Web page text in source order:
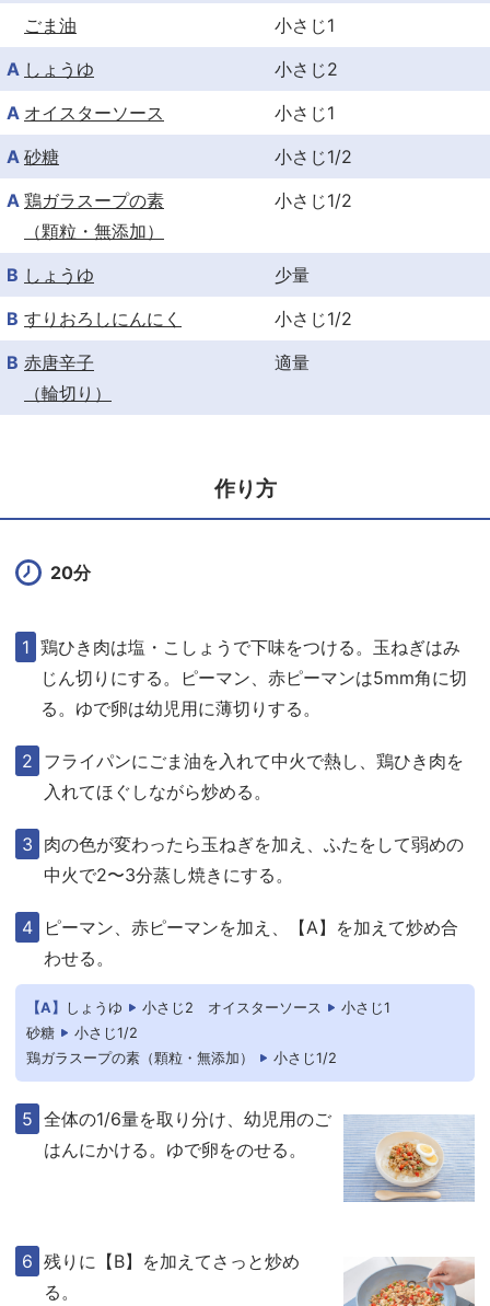
ごま油
小さじ1
A しょうゆ
小さじ2
A オイスターソース
小さじ1
A 砂糖
小さじ1/2
A 鶏ガラスープの素
（顆粒・無添加）
小さじ1/2
B しょうゆ
少量
B すりおろしにんにく
小さじ1/2
B 赤唐辛子
（輪切り）
適量
作り方
20分
鶏ひき肉は塩・こしょうで下味をつける。玉ねぎはみ
じん切りにする。ピーマン、赤ピーマンは5mm角に切
る。ゆで卵は幼児用に薄切りする。
フライパンにごま油を入れて中火で熱し、鶏ひき肉を
入れてほぐしながら炒める。
肉の色が変わったら玉ねぎを加え、ふたをして弱めの
中火で2〜3分蒸し焼きにする。
ピーマン、赤ピーマンを加え、【A】を加えて炒め合
わせる。
【A】 しょうゆ 小さじ2 オイスターソース
小さじ1
砂糖
小さじ1/2
鶏ガラスープの素（顆粒・無添加）
小さじ1/2
全体の1/6量を取り分け、幼児用のご
はんにかける。ゆで卵をのせる。
残りに【B】を加えてさっと炒め
る。